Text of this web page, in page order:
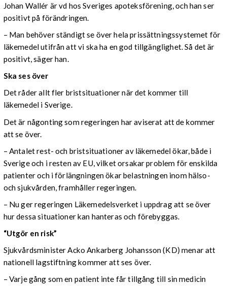
Johan Wallér är vd hos Sveriges apoteksförening, och han ser
positivt på förändringen.
– Man behöver ständigt se över hela prissättningssystemet för
läkemedel utifrån att vi ska ha en god tillgänglighet. Så det är
positivt, säger han.
Ska ses över
Det råder allt fler bristsituationer när det kommer till
läkemedel i Sverige.
Det är någonting som regeringen har aviserat att de kommer
att se över.
– Antalet rest- och bristsituationer av läkemedel ökar, både i
Sverige och i resten av EU, vilket orsakar problem för enskilda
patienter och i förlängningen ökar belastningen inom hälso-
och sjukvården, framhåller regeringen.
– Nu ger regeringen Läkemedelsverket i uppdrag att se över
hur dessa situationer kan hanteras och förebyggas.
“Utgör en risk”
Sjukvårdsminister Acko Ankarberg Johansson (KD) menar att
nationell lagstiftning kommer att ses över.
– Varje gång som en patient inte får tillgång till sin medicin